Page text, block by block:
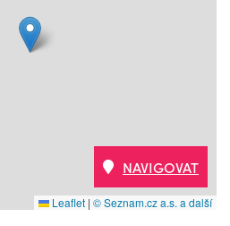
Leaflet | © Seznam.cz a.s. a další
NAVIGOVAT